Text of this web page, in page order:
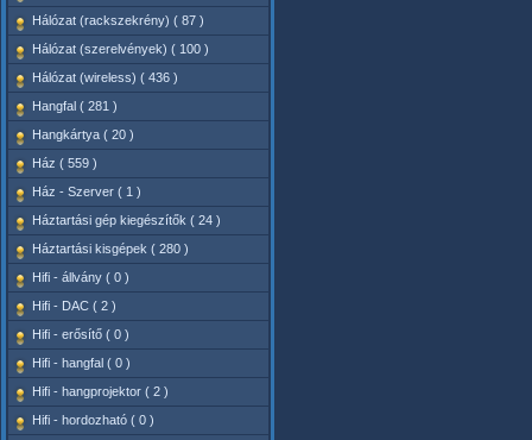
Hálózat (rackszekrény) ( 87 )
Hálózat (szerelvények) ( 100 )
Hálózat (wireless) ( 436 )
Hangfal ( 281 )
Hangkártya ( 20 )
Ház ( 559 )
Ház - Szerver ( 1 )
Háztartási gép kiegészítők ( 24 )
Háztartási kisgépek ( 280 )
Hifi - állvány ( 0 )
Hifi - DAC ( 2 )
Hifi - erősítő ( 0 )
Hifi - hangfal ( 0 )
Hifi - hangprojektor ( 2 )
Hifi - hordozható ( 0 )